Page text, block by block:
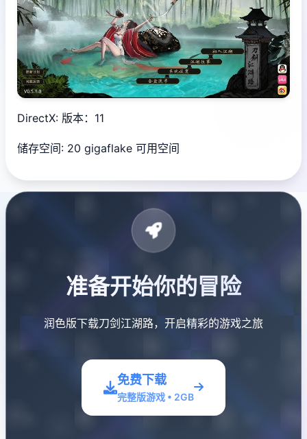
DirectX: 版本：11
储存空间: 20 gigaflake 可用空间
准备开始你的冒险
润色版下载刀剑江湖路，开启精彩的游戏之旅
免费下载
完整版游戏 • 2GB